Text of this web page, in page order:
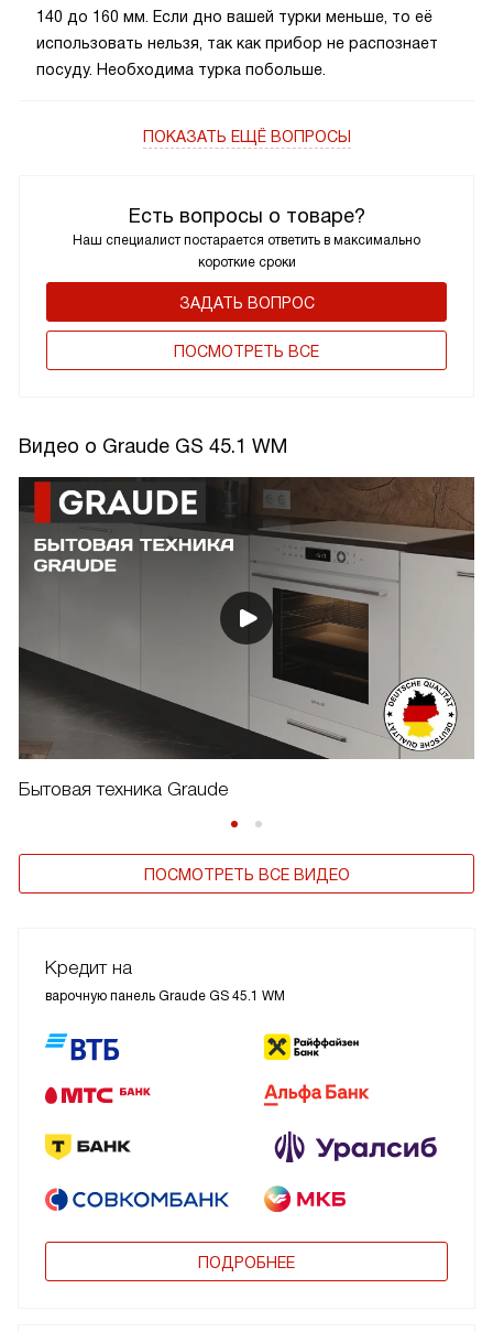
Есть вопросы о товаре?
Наш специалист постарается ответить в максимально
короткие сроки
ЗАДАТЬ ВОПРОС
ПОCМОТРЕТЬ ВСЕ
140 до 160 мм. Если дно вашей турки меньше, то её
использовать нельзя, так как прибор не распознает
посуду. Необходима турка побольше.
ПОКАЗАТЬ ЕЩЁ ВОПРОСЫ
Видео о Graude GS 45.1 WM
Бытовая техника Graude
ПОСМОТРЕТЬ ВСЕ ВИДЕО
Кредит на
варочную панель Graude GS 45.1 WM
ПОДРОБНЕЕ